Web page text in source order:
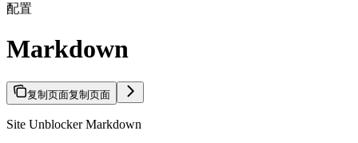
配置
Markdown
复制页面复制页面
Site Unblocker Markdown